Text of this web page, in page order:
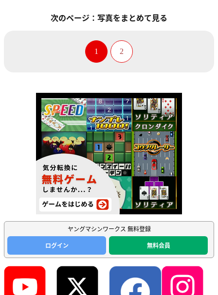
次のページ：写真をまとめて見る
1 2
ヤングマシンワークス 無料登録
ログイン
無料会員